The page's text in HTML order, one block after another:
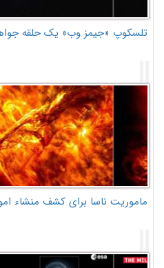
تلسکوپ «جیمز وب» یک حلقه
ماموریت ناسا برای کشف منشاء